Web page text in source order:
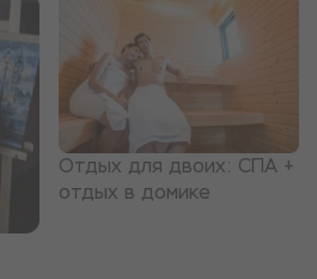
Отдых для двоих: СПА +
отдых в домике